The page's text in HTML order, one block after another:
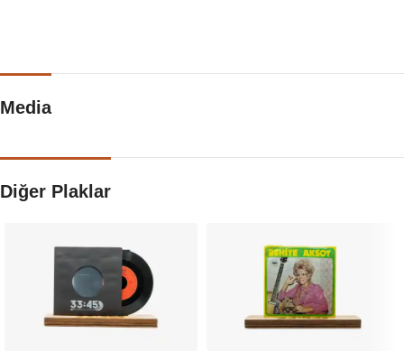
Media
Diğer Plaklar